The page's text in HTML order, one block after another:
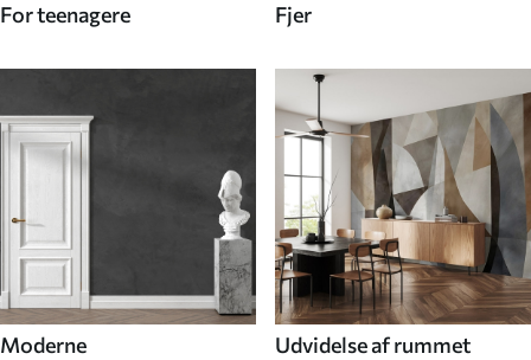
For teenagere Fjer
Moderne Udvidelse af rummet